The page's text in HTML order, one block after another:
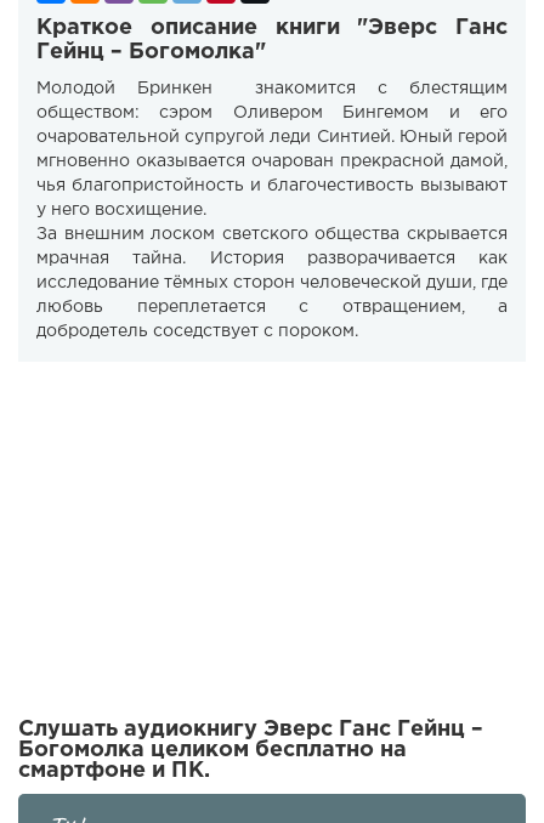
Краткое описание книги "Эверс Ганс
Гейнц – Богомолка"
Молодой Бринкен знакомится с блестящим
обществом: сэром Оливером Бингемом и его
очаровательной супругой леди Синтией. Юный герой
мгновенно оказывается очарован прекрасной дамой,
чья благопристойность и благочестивость вызывают
у него восхищение.
За внешним лоском светского общества скрывается
мрачная тайна. История разворачивается как
исследование тёмных сторон человеческой души, где
любовь переплетается с отвращением, а
добродетель соседствует с пороком.
Слушать аудиокнигу Эверс Ганс Гейнц –
Богомолка целиком бесплатно на
смартфоне и ПК.